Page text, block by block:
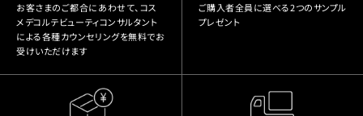
お客さまのご都合にあわせて、コス
メデコルテビューティコンサルタント
による各種カウンセリングを無料でお
受けいただけます
ご購入者全員に選べる2つのサンプル
プレゼント